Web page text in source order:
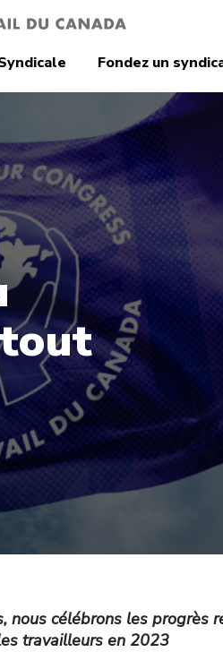
Fondez un
nous célébrons les progrès
travailleurs en 2023